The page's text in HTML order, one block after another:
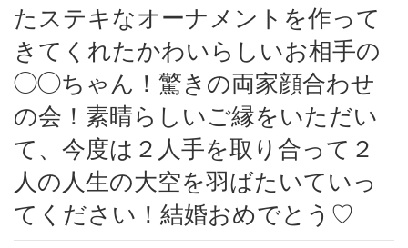
たステキなオーナメントを作って
きてくれたかわいらしいお相手の
◯◯ちゃん！驚きの両家顔合わせ
の会！素晴らしいご縁をいただい
て、今度は２人手を取り合って２
人の人生の大空を羽ばたいていっ
てください！結婚おめでとう♡